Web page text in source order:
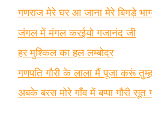
गणराज मेरे घर आ जाना मेरे बिगड़े
जंगल में मंगल करईयो गजानंद जी
हर मुश्किल का हल लम्बोदर
गणपति गौरी के लाला मैं पूजा करूं
अबके बरस मोरे गाँव में बप्पा गौरी सूत